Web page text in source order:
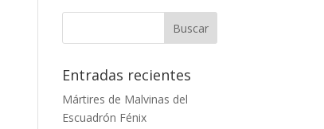
Entradas recientes
Mártires de Malvinas del
Escuadrón Fénix